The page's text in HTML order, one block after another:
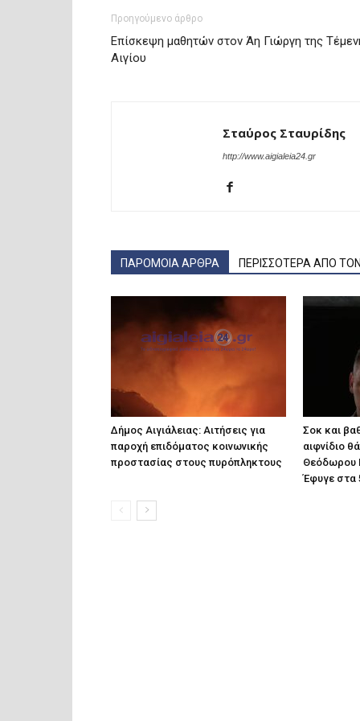
Προηγούμενο άρθρο
Επίσκεψη μαθητών στον Άη Γιώργη της
Αιγίου
Σταύρος Σταυρίδης
http://www.aigialeia24.gr
ΠΑΡΟΜΟΙΑ ΑΡΘΡΑ ΠΕΡΙΣΣΟΤΕΡΑ ΑΠΟ
Δήμος Αιγιάλειας: Αιτήσεις για
παροχή επιδόματος κοινωνικής
προστασίας στους πυρόπληκτους
Σοκ και
αιφνίδιο
Θεόδωρου
Έφυγε στα